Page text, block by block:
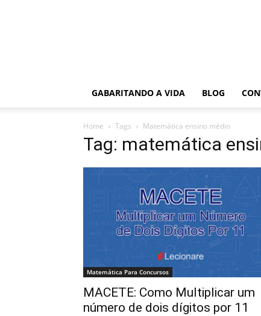
GABARITANDO A VIDA BLOG
Home Tags Matemática ensino médio
Tag: matemática
Matemática Para Concursos
MACETE: Como Multiplicar um
número de dois dígitos por 11